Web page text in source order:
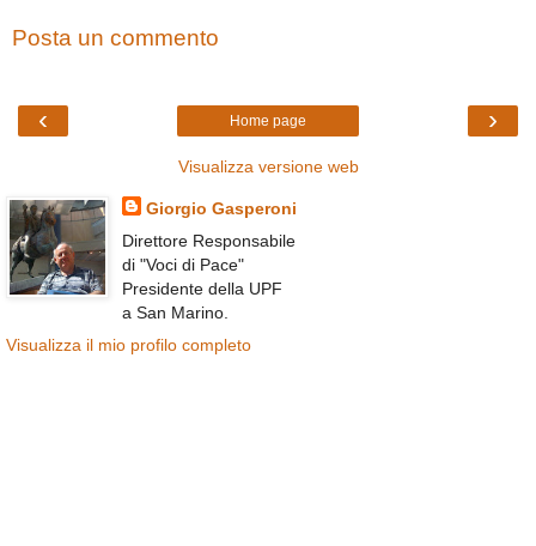
Posta un commento
‹ ›
Home page
Visualizza versione web
Giorgio Gasperoni
Direttore Responsabile
di "Voci di Pace"
Presidente della UPF
a San Marino.
Visualizza il mio profilo completo